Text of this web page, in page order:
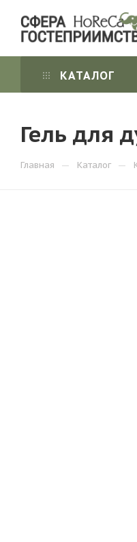
КАТАЛОГ
Гель для
Главная — Каталог —